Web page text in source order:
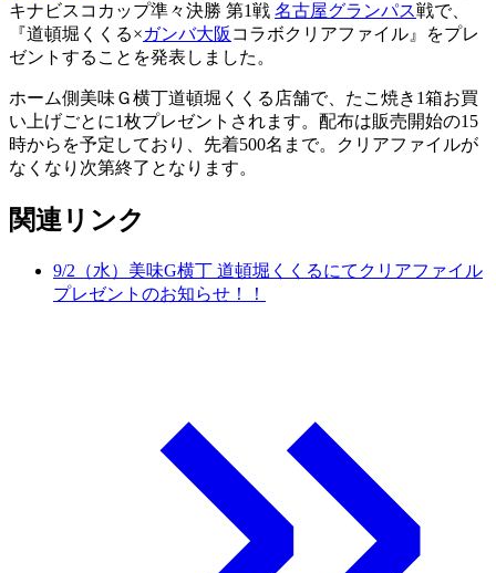
キナビスコカップ準々決勝 第1戦 名古屋グランパス戦で、
『道頓堀くくる×ガンバ大阪 コラボクリアファイル』をプレ
ゼントすることを発表しました。
ホーム側美味Ｇ横丁道頓堀くくる店舗で、たこ焼き1箱お買
い上げごとに1枚プレゼントされます。配布は販売開始の15
時からを予定しており、先着500名まで。クリアファイルが
なくなり次第終了となります。
関連リンク
9/2（水）美味G横丁 道頓堀くくるにてクリアファイル
プレゼントのお知らせ！！